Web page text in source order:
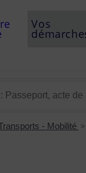
Vos
- Mobilité >